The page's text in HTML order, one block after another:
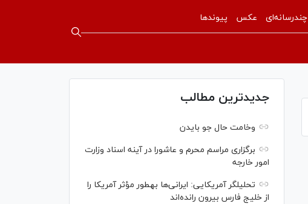
چندرسانه‌ای عکس پیوندها
جدیدترین مطالب
وخامت حال جو بایدن
برگزاری مراسم محرم و عاشورا در آینه اسناد وزارت
امور خارجه
تحلیلگر آمریکایی: ایرانی‌ها به‎طور مؤثر آمریکا را
از خلیج فارس بیرون رانده‌اند